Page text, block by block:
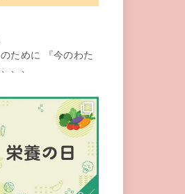
ために 『今のわた
、、